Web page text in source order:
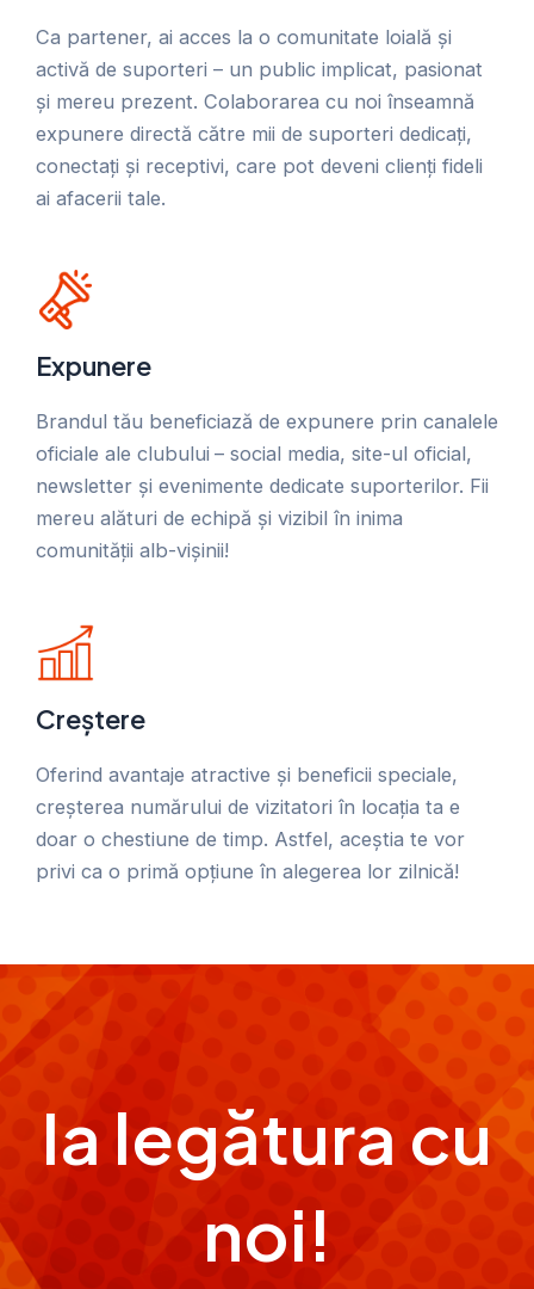
Ca partener, ai acces la o comunitate loială și
activă de suporteri – un public implicat, pasionat
și mereu prezent. Colaborarea cu noi înseamnă
expunere directă către mii de suporteri dedicați,
conectați și receptivi, care pot deveni clienți fideli
ai afacerii tale.
Expunere
Brandul tău beneficiază de expunere prin canalele
oficiale ale clubului – social media, site-ul oficial,
newsletter și evenimente dedicate suporterilor. Fii
mereu alături de echipă și vizibil în inima
comunității alb-vișinii!
Creștere
Oferind avantaje atractive și beneficii speciale,
creșterea numărului de vizitatori în locația ta e
doar o chestiune de timp. Astfel, aceștia te vor
privi ca o primă opțiune în alegerea lor zilnică!
Ia legătura cu
noi!